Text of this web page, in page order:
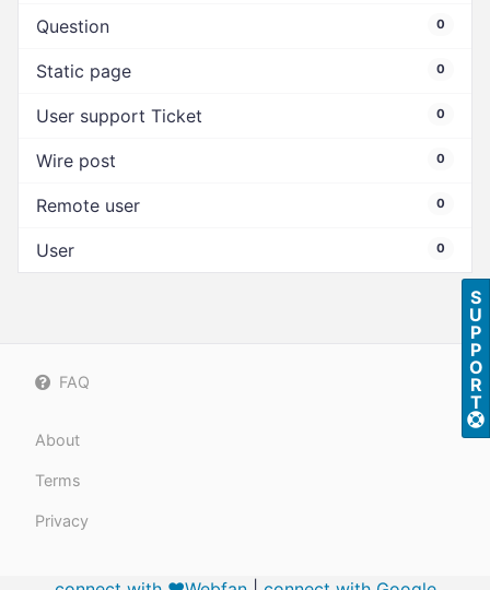
Question 0
Static page 0
User support Ticket 0
Wire post 0
Remote user 0
User 0
FAQ
About
Terms
Privacy
S
U
P
P
O
R
T